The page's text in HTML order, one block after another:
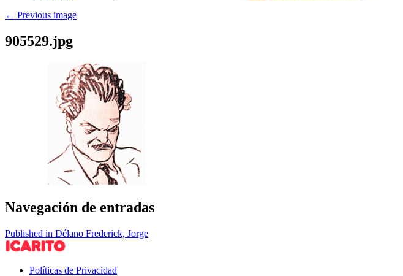
← Previous image
905529.jpg
Navegación de entradas
Published in Délano Frederick, Jorge
Políticas de Privacidad